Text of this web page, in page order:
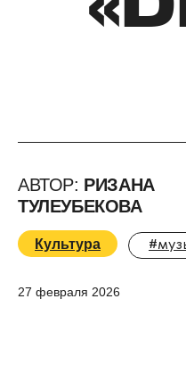
АВТОР: РИЗАНА
ТУЛЕУБЕКОВА
Культура
27 февраля 2026